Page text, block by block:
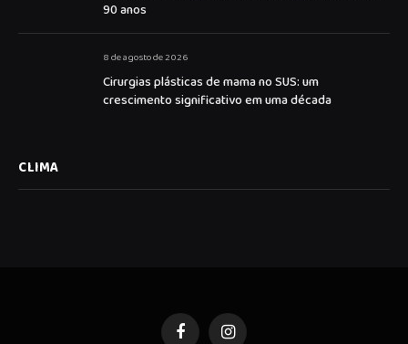
90 anos
8 de agosto de 2026
Cirurgias plásticas de mama no SUS: um
crescimento significativo em uma década
CLIMA
FacebookInstagram